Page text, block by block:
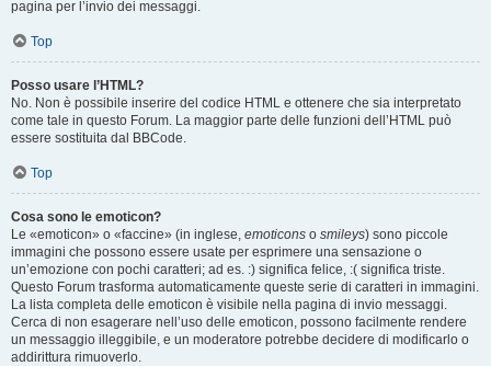
pagina per l’invio dei messaggi.
Top
Posso usare l’HTML?
No. Non è possibile inserire del codice HTML e ottenere che sia interpretato
come tale in questo Forum. La maggior parte delle funzioni dell’HTML può
essere sostituita dal BBCode.
Top
Cosa sono le emoticon?
Le «emoticon» o «faccine» (in inglese, emoticons o smileys) sono piccole
immagini che possono essere usate per esprimere una sensazione o
un’emozione con pochi caratteri; ad es. :) significa felice, :( significa triste.
Questo Forum trasforma automaticamente queste serie di caratteri in immagini.
La lista completa delle emoticon è visibile nella pagina di invio messaggi.
Cerca di non esagerare nell’uso delle emoticon, possono facilmente rendere
un messaggio illeggibile, e un moderatore potrebbe decidere di modificarlo o
addirittura rimuoverlo.